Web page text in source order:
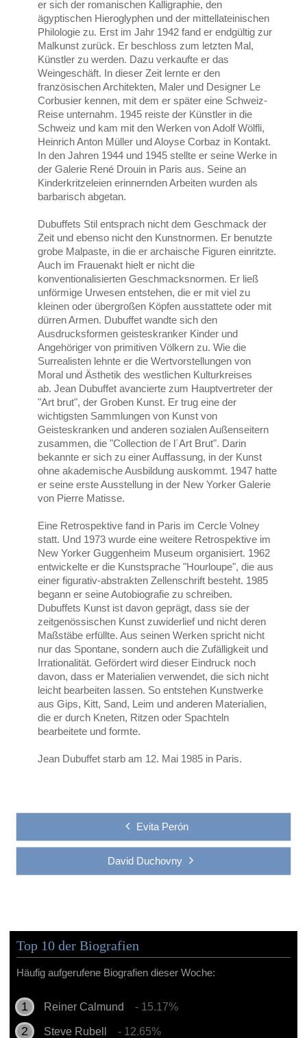
er sich der romanischen Kalligraphie, den
ägyptischen Hieroglyphen und der mittellateinischen
Philologie zu. Erst im Jahr 1942 fand er endgültig zur
Malkunst zurück. Er beschloss zum letzten Mal,
Künstler zu werden. Dazu verkaufte er das
Weingeschäft. In dieser Zeit lernte er den
französischen Architekten, Maler und Designer Le
Corbusier kennen, mit dem er später eine Schweiz-
Reise unternahm. 1945 reiste der Künstler in die
Schweiz und kam mit den Werken von Adolf Wölfli,
Heinrich Anton Müller und Aloyse Corbaz in Kontakt.
In den Jahren 1944 und 1945 stellte er seine Werke in
der Galerie René Drouin in Paris aus. Seine an
Kinderkritzeleien erinnernden Arbeiten wurden als
barbarisch abgetan.
Dubuffets Stil entsprach nicht dem Geschmack der
Zeit und ebenso nicht den Kunstnormen. Er benutzte
grobe Malpaste, in die er archaische Figuren einritzte.
Auch im Frauenakt hielt er nicht die
konventionalisierten Geschmacksnormen. Er ließ
unförmige Urwesen entstehen, die er mit viel zu
kleinen oder übergroßen Köpfen ausstattete oder mit
dürren Armen. Dubuffet wandte sich den
Ausdrucksformen geisteskranker Kinder und
Angehöriger von primitiven Völkern zu. Wie die
Surrealisten lehnte er die Wertvorstellungen von
Moral und Ästhetik des westlichen Kulturkreises
ab. Jean Dubuffet avancierte zum Hauptvertreter der
"Art brut", der Groben Kunst. Er trug eine der
wichtigsten Sammlungen von Kunst von
Geisteskranken und anderen sozialen Außenseitern
zusammen, die "Collection de l´Art Brut". Darin
bekannte er sich zu einer Auffassung, in der Kunst
ohne akademische Ausbildung auskommt. 1947 hatte
er seine erste Ausstellung in der New Yorker Galerie
von Pierre Matisse.
Eine Retrospektive fand in Paris im Cercle Volney
statt. Und 1973 wurde eine weitere Retrospektive im
New Yorker Guggenheim Museum organisiert. 1962
entwickelte er die Kunstsprache "Hourloupe", die aus
einer figurativ-abstrakten Zellenschrift besteht. 1985
begann er seine Autobiografie zu schreiben.
Dubuffets Kunst ist davon geprägt, dass sie der
zeitgenössischen Kunst zuwiderlief und nicht deren
Maßstäbe erfüllte. Aus seinen Werken spricht nicht
nur das Spontane, sondern auch die Zufälligkeit und
Irrationalität. Gefördert wird dieser Eindruck noch
davon, dass er Materialien verwendet, die sich nicht
leicht bearbeiten lassen. So entstehen Kunstwerke
aus Gips, Kitt, Sand, Leim und anderen Materialien,
die er durch Kneten, Ritzen oder Spachteln
bearbeitete und formte.
Jean Dubuffet starb am 12. Mai 1985 in Paris.
Evita Perón
David Duchovny
Top 10 der Biografien
Häufig aufgerufene Biografien dieser Woche:
Reiner Calmund - 15.17%
Steve Rubell - 12.65%